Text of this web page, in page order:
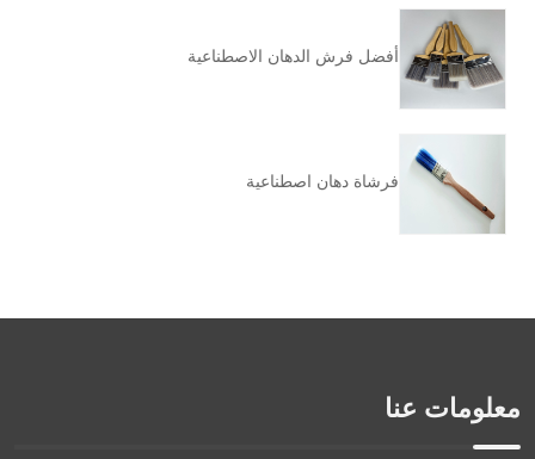
أفضل فرش الدهان الاصطناعية
فرشاة دهان اصطناعية
معلومات عنا